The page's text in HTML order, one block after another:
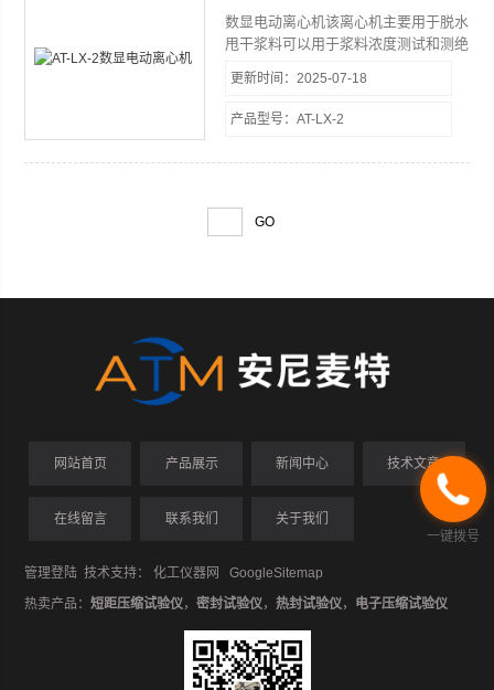
数显电动离心机该离心机主要用于脱水
甩干浆料可以用于浆料浓度测试和测绝
配合使用测试浆料打浆度。 适用于制
浆造纸等行业。
更新时间：2025-07-18
产品型号：AT-LX-2
网站首页 产品展示 新闻中心 技术文章
在线留言 联系我们 关于我们
管理登陆 技术支持：化工仪器网
GoogleSitemap
热卖产品：短距压缩试验仪，密封试验仪，热封试验仪， 电子压缩试验仪
一键拨号